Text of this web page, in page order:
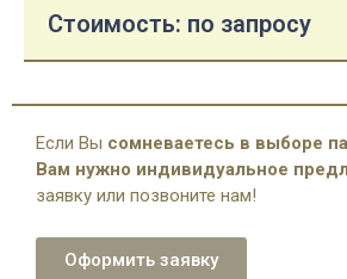
Стоимость: по запросу
Если Вы сомневаетесь в выборе
Вам нужно индивидуальное
заявку или позвоните нам!
Оформить заявку